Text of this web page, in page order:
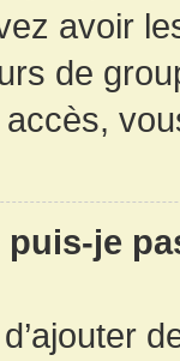
avoir
de
je